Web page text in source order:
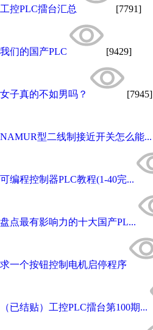
工控PLC擂台汇总 [7791]
我们的国产PLC [9429]
女子真的不如男吗？ [7945]
NAMUR型二线制接近开关怎么能...
可编程控制器PLC教程(1-40完...
盘点最有影响力的十大国产PL...
求一个按钮控制电机启停程序
（已结贴）工控PLC擂台第100期...